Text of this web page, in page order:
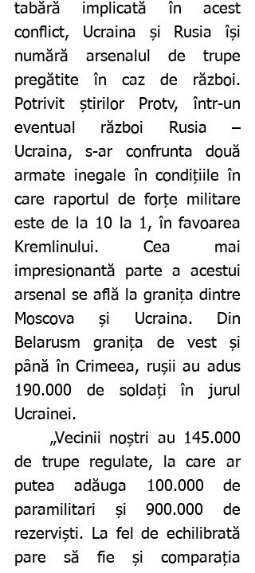
tabără implicată în acest
conflict, Ucraina și Rusia își
numără arsenalul de trupe
pregătite în caz de război.
Potrivit știrilor Protv, într-un
eventual război Rusia –
Ucraina, s-ar confrunta două
armate inegale în condițiile în
care raportul de forțe militare
este de la 10 la 1, în favoarea
Kremlinului. Cea mai
impresionantă parte a acestui
arsenal se află la granița dintre
Moscova și Ucraina. Din
Belarusm granița de vest și
până în Crimeea, rușii au adus
190.000 de soldați în jurul
Ucrainei.
de trupe regulate, la care ar
putea adăuga 100.000 de
paramilitari și 900.000 de
rezerviști. La fel de echilibrată
pare să fie și comparația